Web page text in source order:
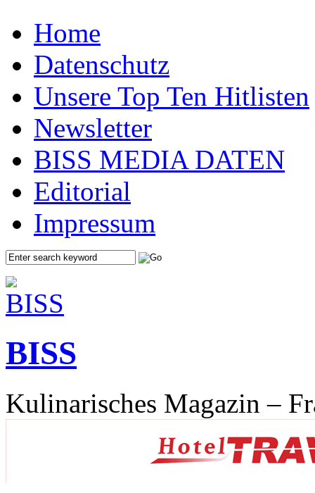
Home
Datenschutz
Unsere Top Ten Hitlisten
Newsletter
BISS MEDIA DATEN
Editorial
Impressum
BISS
Kulinarisches Magazin –